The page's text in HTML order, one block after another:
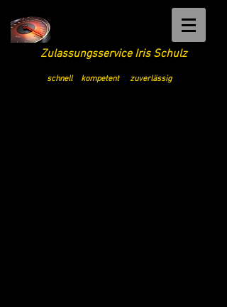
Zulassungsservice Iris Schulz
schnell kompetent zuverlässig